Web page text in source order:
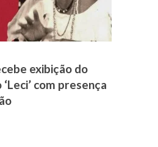
exibição do
com presença